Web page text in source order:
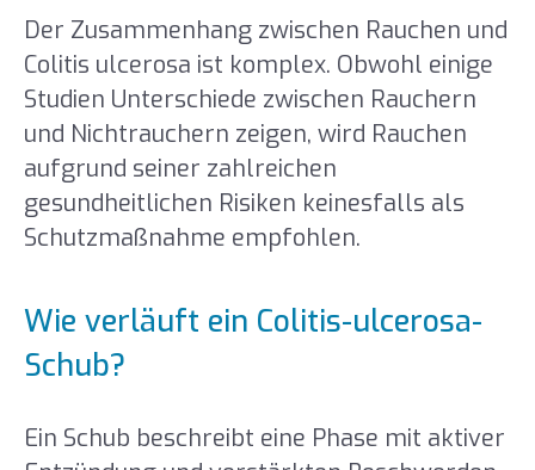
Der Zusammenhang zwischen Rauchen und
Colitis ulcerosa ist komplex. Obwohl einige
Studien Unterschiede zwischen Rauchern
und Nichtrauchern zeigen, wird Rauchen
aufgrund seiner zahlreichen
gesundheitlichen Risiken keinesfalls als
Schutzmaßnahme empfohlen.
Wie verläuft ein Colitis-ulcerosa-
Schub?
Ein Schub beschreibt eine Phase mit aktiver